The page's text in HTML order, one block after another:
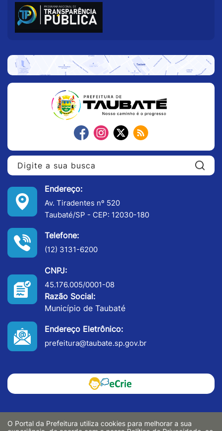
Endereço:
Av. Tiradentes nº 520
Taubaté/SP - CEP: 12030-180
Telefone:
(12) 3131-6200
CNPJ:
45.176.005/0001-08
Razão Social:
Município de Taubaté
Endereço Eletrônico:
prefeitura@taubate.sp.gov.br
O Portal da Prefeitura utiliza cookies para melhorar a sua